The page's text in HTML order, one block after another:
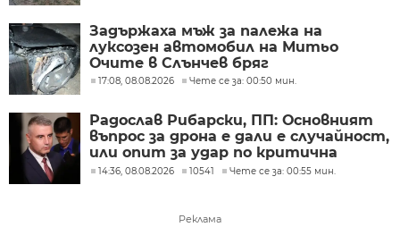
Задържаха мъж за палежа на
луксозен автомобил на Митьо
Очите в Слънчев бряг
17:08, 08.08.2026 Чете се за: 00:50 мин.
Радослав Рибарски, ПП: Основният
въпрос за дрона е дали е случайност,
или опит за удар по критична
инфраструктура
14:36, 08.08.2026 10541 Чете се за: 00:55 мин.
Реклама